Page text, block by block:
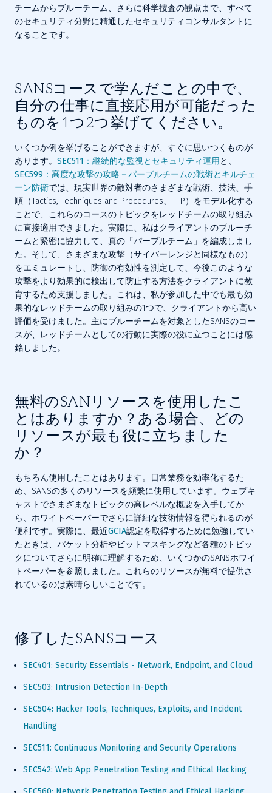
チームからブルーチーム、さらに科学捜査の観点まで、すべて
のセキュリティ分野に精通したセキュリティコンサルタントに
なることです。
SANSコースで学んだことの中で、
自分の仕事に直接応用が可能だった
ものを1つ2つ挙げてください。
いくつか例を挙げることができますが、すぐに思いつくものが
あります。 SEC511：継続的な監視とセキュリティ運用 と、
SEC599：高度な攻撃の攻略－パープルチームの戦術とキルチェ
ーン防衛では、現実世界の敵対者のさまざまな戦術、技法、手
順（Tactics, Techniques and Procedures、TTP）をモデル化する
ことで、これらのコースのトピックをレッドチームの取り組み
に直接適用できました。実際に、私はクライアントのブルーチ
ームと緊密に協力して、真の「パープルチーム」を編成しまし
た。そして、さまざまな攻撃（サイバーレンジと同様なもの）
をエミュレートし、防御の有効性を測定して、今後このような
攻撃をより効果的に検出して防止する方法をクライアントに教
育するため支援しました。これは、私が参加した中でも最も効
果的なレッドチームの取り組みの1つで、クライアントから高い
評価を受けました。主にブルーチームを対象としたSANSのコー
スが、レッドチームとしての行動に実際の役に立つことには感
銘しました。
無料のSANリソースを使用したこ
とはありますか？ある場合、どの
リソースが最も役に立ちました
か？
もちろん使用したことはあります。日常業務を効率化するた
め、SANSの多くのリソースを頻繁に使用しています。ウェブキ
ャストでさまざまなトピックの高レベルな概要を入手してか
ら、ホワイトペーパーでさらに詳細な技術情報を得られるのが
便利です。実際に、最近GCIA認定を取得するために勉強してい
たときは、パケット分析やビットマスキングなど各種のトピッ
クについてさらに明確に理解するため、いくつかのSANSホワイ
トペーパーを参照しました。これらのリソースが無料で提供さ
れているのは素晴らしいことです。
修了したSANSコース
SEC401: Security Essentials - Network, Endpoint, and Cloud
SEC503: Intrusion Detection In-Depth
SEC504: Hacker Tools, Techniques, Exploits, and Incident
Handling
SEC511: Continuous Monitoring and Security Operations
SEC542: Web App Penetration Testing and Ethical Hacking